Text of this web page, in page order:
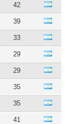
42
39
33
29
29
35
35
41